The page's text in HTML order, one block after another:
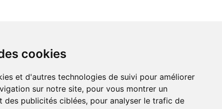
cookies
et d'autres technologies de suivi pour améliorer
sur notre site, pour vous montrer un
des publicités ciblées, pour analyser le trafic de